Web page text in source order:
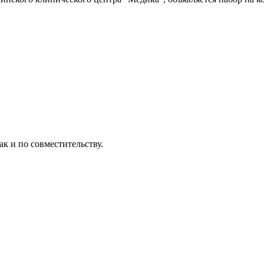
и по совместительству.